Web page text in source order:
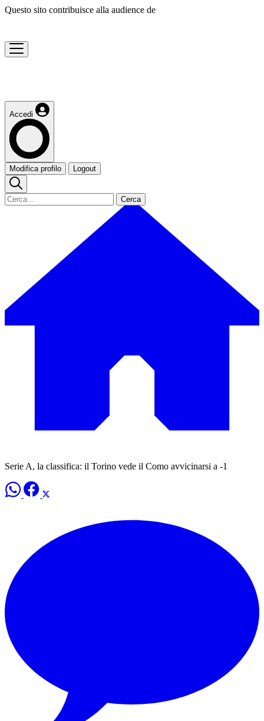
Questo sito contribuisce alla audience de
Accedi
Modifica profilo Logout
Cerca
Serie A, la classifica: il Torino vede il Como avvicinarsi a -1